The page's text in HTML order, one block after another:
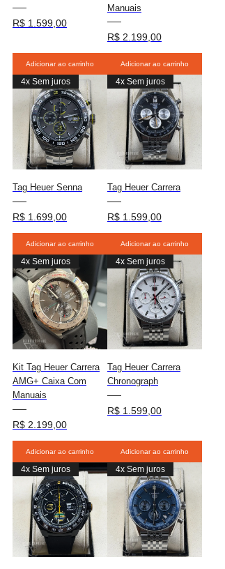
Preço
R$ 1.599,00
Adicionar ao carrinho
Manuais
Preço
R$ 2.199,00
Adicionar ao carrinho
4x Sem juros
Tag Heuer Senna
Preço
R$ 1.699,00
Adicionar ao carrinho
4x Sem juros
Tag Heuer Carrera
Preço
R$ 1.599,00
Adicionar ao carrinho
4x Sem juros
Kit Tag Heuer Carrera
AMG+ Caixa Com
Manuais
Preço
R$ 2.199,00
Adicionar ao carrinho
4x Sem juros
Tag Heuer Carrera
Chronograph
Preço
R$ 1.599,00
Adicionar ao carrinho
4x Sem juros 4x Sem juros